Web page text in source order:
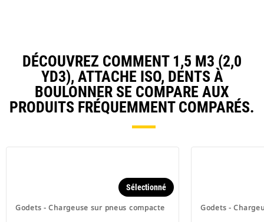
DÉCOUVREZ COMMENT 1,5 M3 (2,0
YD3), ATTACHE ISO, DENTS À
BOULONNER SE COMPARE AUX
PRODUITS FRÉQUEMMENT COMPARÉS.
Godets - Chargeuse sur pneus compacte
Sélectionné
Godets -